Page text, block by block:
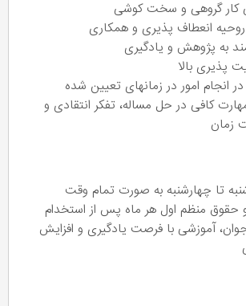
کار گروهی و سخت کوشی
روحیه انعطاف پذیری و همکاری
به پژوهش و یادگیری
پذیری بالا
انجام امور در زمانهای تعیین شده
کافی در حل مساله، تفکر انتقادی و
زمان
تا چهارشنبه به صورت تمام وقت
حقوق منظم اول هر ماه پس از استخدام
آموزشی با فرصت یادگیری و افزایش